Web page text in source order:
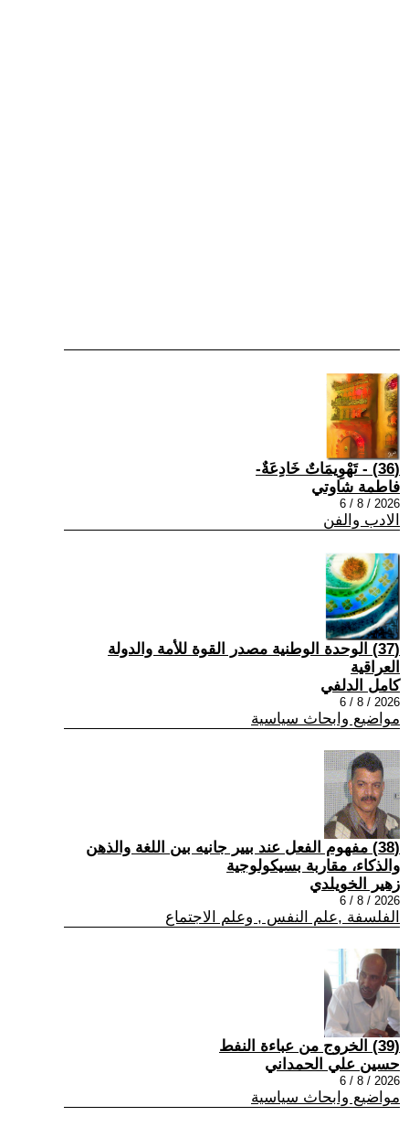
(36) - تَهْوِيمَاتٌ خَادِعَةٌ-
فاطمة شاوتي
2026 / 8 / 6
الادب والفن
(37) الوحدة الوطنية مصدر القوة للأمة والدولة
العراقية
كامل الدلفي
2026 / 8 / 6
مواضيع وابحاث سياسية
(38) مفهوم الفعل عند بيير جانيه بين اللغة والذهن
والذكاء، مقاربة بسيكولوجية
زهير الخويلدي
2026 / 8 / 6
الفلسفة ,علم النفس , وعلم الاجتماع
(39) الخروج من عباءة النفط
حسين علي الحمداني
2026 / 8 / 6
مواضيع وابحاث سياسية